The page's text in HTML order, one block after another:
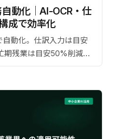
動化｜AI-OCR・仕
成で効率化
動化。仕訳入力は目安
残業は目安50%削減が
。【監修：佐藤淳一